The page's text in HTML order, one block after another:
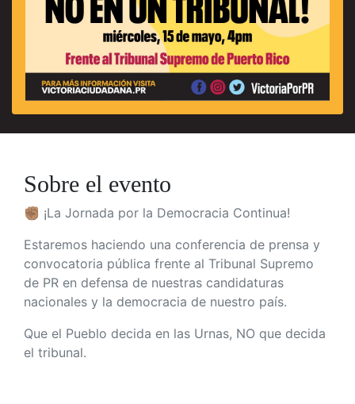
Sobre el evento
✊🏽 ¡La Jornada por la Democracia Continua!
Estaremos haciendo una conferencia de prensa y
convocatoria pública frente al Tribunal Supremo
de PR en defensa de nuestras candidaturas
nacionales y la democracia de nuestro país.
Que el Pueblo decida en las Urnas, NO que decida
el tribunal.